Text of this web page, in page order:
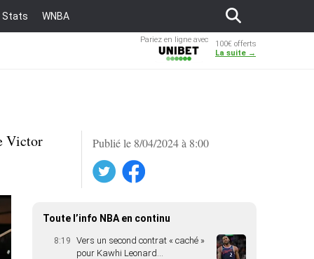
Stats WNBA
Pariez en ligne avec
100€ offerts
La suite →
Publié le 8/04/2024 à 8:00
Facebook
Victor
Toute l’info NBA en continu
8:19
Vers un second contrat « caché »
pour Kawhi Leonard…